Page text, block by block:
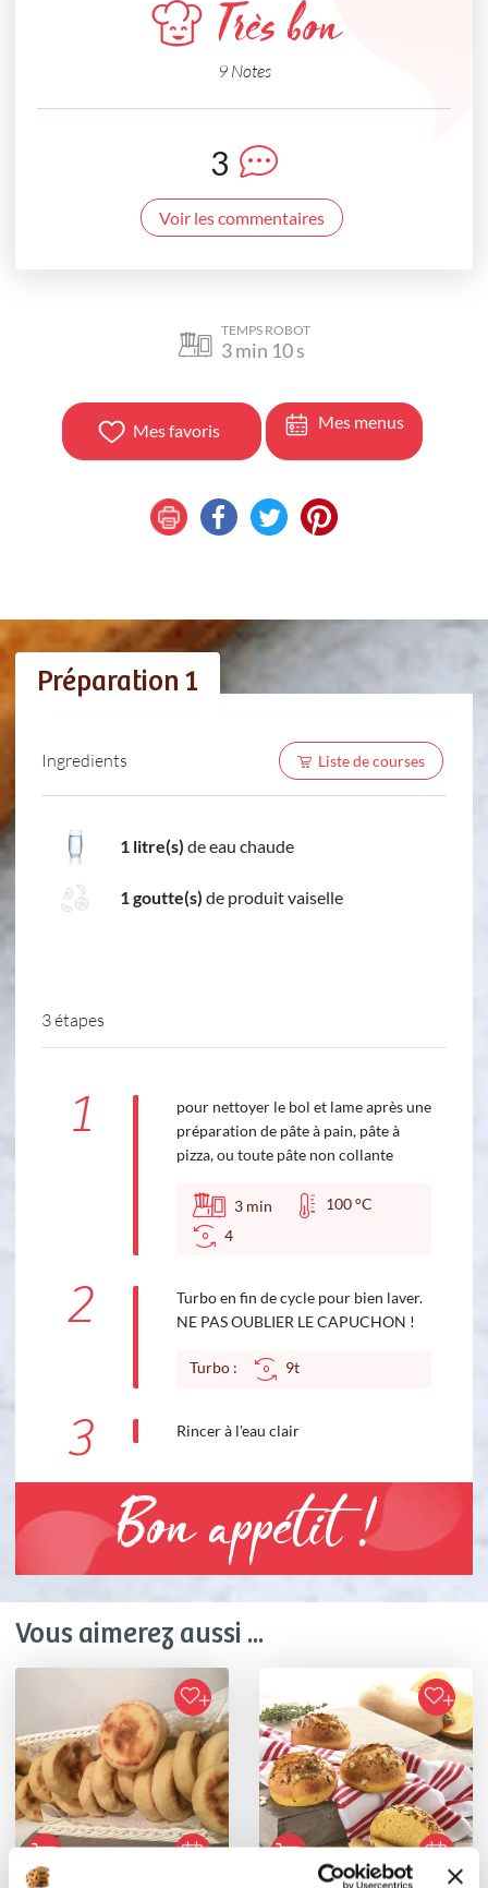
Très bon
9 Notes
3
Voir les commentaires
TEMPS ROBOT
3min 10s
Mes favoris Mes menus
Préparation 1
Ingredients Liste de courses
1 litre(s) de eau chaude
1 goutte(s) de produit vaiselle
3 étapes
1
pour nettoyer le bol et lame après une
préparation de pâte à pain, pâte à
pizza, ou toute pâte non collante
3 min
100 °C
4
2
Turbo en fin de cycle pour bien laver.
NE PAS OUBLIER LE CAPUCHON !
Turbo : 9t
3 Rincer à l'eau clair
Bon appétit !
Vous aimerez aussi ...